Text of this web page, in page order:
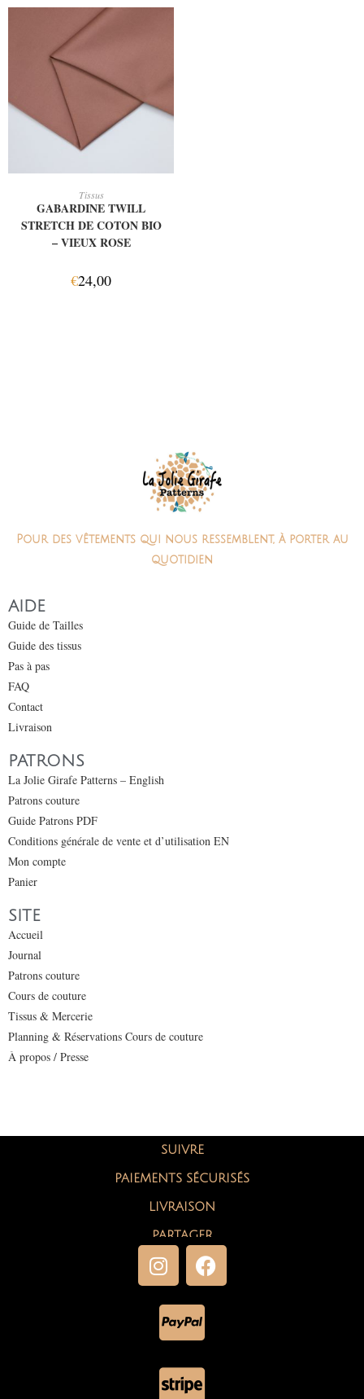
Tissus
GABARDINE TWILL
STRETCH DE COTON BIO
– VIEUX ROSE
€24,00
Pour des vêtements qui nous ressemblent, à porter au
quotidien
AIDE
Guide de Tailles
Guide des tissus
Pas à pas
FAQ
Contact
Livraison
PATRONS
La Jolie Girafe Patterns – English
Patrons couture
Guide Patrons PDF
Conditions générale de vente et d’utilisation EN
Mon compte
Panier
SITE
Accueil
Journal
Patrons couture
Cours de couture
Tissus & Mercerie
Planning & Réservations Cours de couture
À propos / Presse
SUIVRE
PAIEMENTS SÉCURISÉS
LIVRAISON
PARTAGER